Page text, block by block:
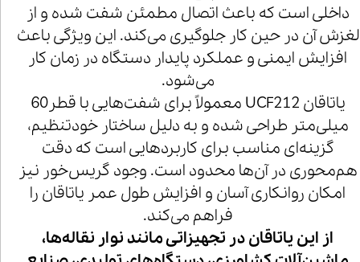
داخلی است که باعث اتصال مطمئن شفت شده و از
لغزش آن در حین کار جلوگیری می‌کند. این ویژگی باعث
افزایش ایمنی و عملکرد پایدار دستگاه در زمان کار
می‌شود.
یاتاقان UCF212 معمولاً برای شفت‌هایی با قطر60
میلی‌متر طراحی شده و به دلیل ساختار خودتنظیم،
گزینه‌ای مناسب برای کاربردهایی است که دقت
هم‌محوری در آن‌ها محدود است. وجود گریس‌خور نیز
امکان روانکاری آسان و افزایش طول عمر یاتاقان را
فراهم می‌کند.
از این یاتاقان در تجهیزاتی مانند نوار نقاله‌ها،